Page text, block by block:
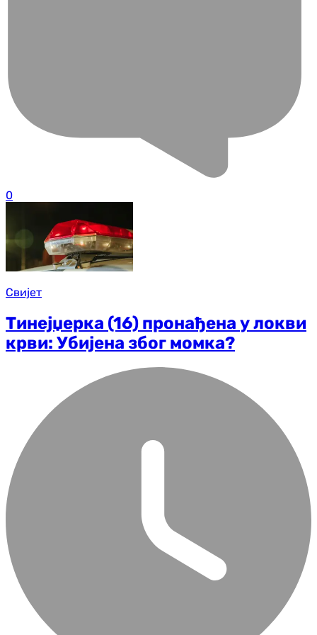
0
Свијет
Тинејџерка (16) пронађена у локви
крви: Убијена због момка?